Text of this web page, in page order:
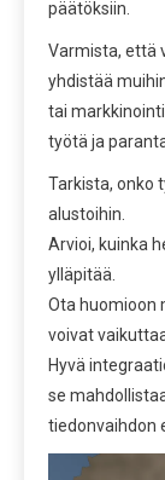
päätöksiin.
Varmista, että
yhdistää
tai
työtä ja
Tarkista, onko
alustoihin.
Arvioi, kuinka
ylläpitää.
Ota huomioon
voivat
Hyvä
se
tiedonvaihdon